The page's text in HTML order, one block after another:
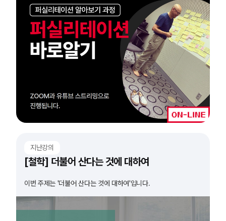
지난강의
[철학] 더불어 산다는 것에 대하여
이번 주제는 '더불어 산다는 것에 대하여'입니다.